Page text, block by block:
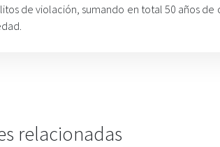
de violación, sumando en total 50 años
relacionadas